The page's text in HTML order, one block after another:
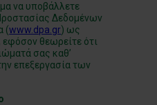
να υποβάλλετε
Δεδομένων
(www.dpa.gr) ως
θεωρείτε ότι
σας καθ’
επεξεργασία των